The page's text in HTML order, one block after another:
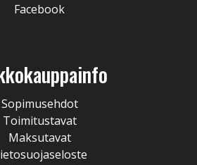
Facebook
Sopimusehdot
Toimitustavat
Maksutavat